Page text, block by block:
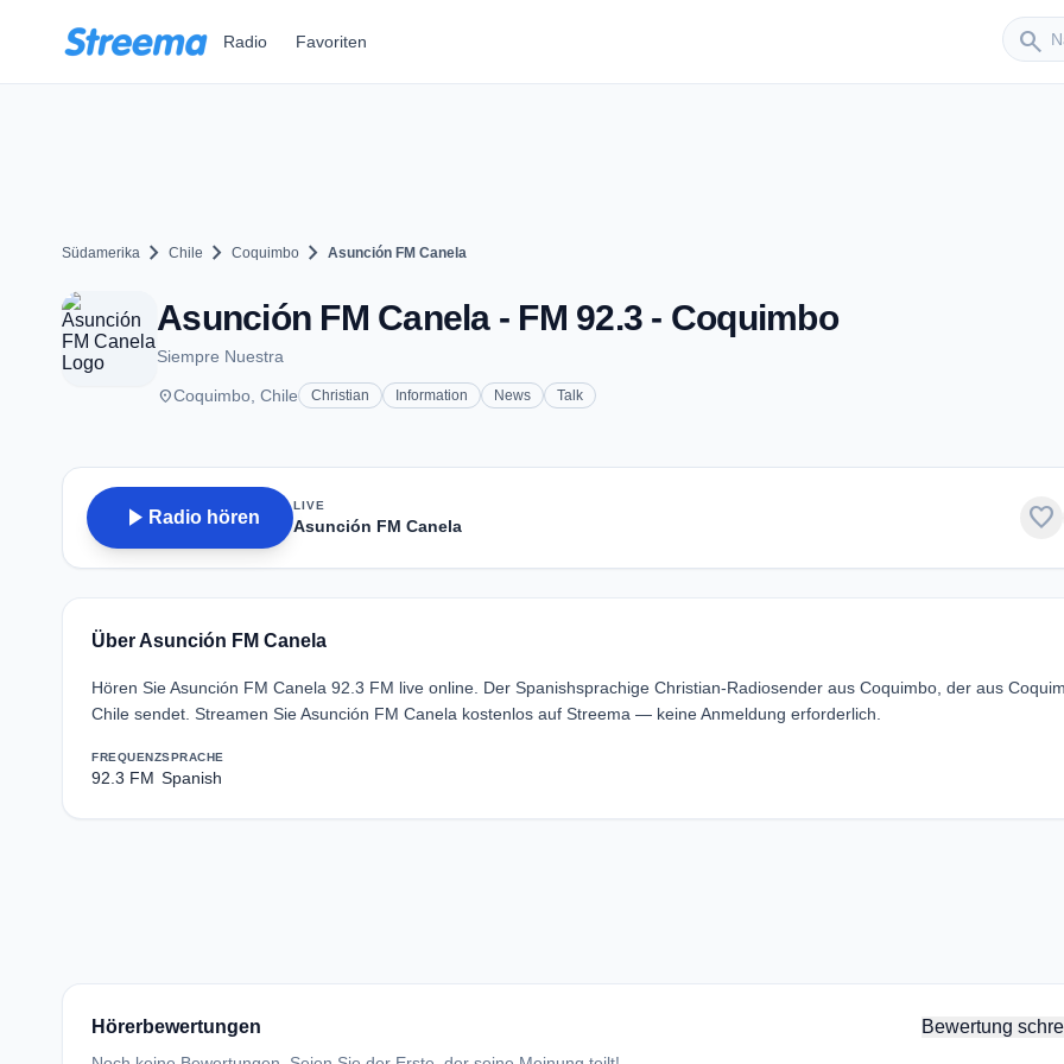
Radio Favoriten search
Sender
Südamerika chevron_right Chile chevron_right Coquimbo chevron_right Asunción FM Canela
Asunción FM Canela - FM 92.3 - Coquimbo
Siempre Nuestra
placeCoquimbo, Chile Christian Information News Talk
play_arrow Radio hören
LIVE
Asunción FM Canela favorite
Über Asunción FM Canela
Hören Sie Asunción FM Canela 92.3 FM live online. Der Spanishsprachige Christian-Radiosender aus Coquimbo, der aus
Chile sendet. Streamen Sie Asunción FM Canela kostenlos auf Streema — keine Anmeldung erforderlich.
FREQUENZ
92.3 FM
SPRACHE
Spanish
Hörerbewertungen Bewertung